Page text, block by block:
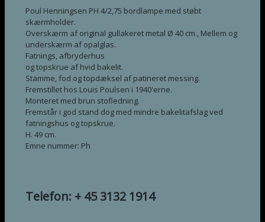
Poul Henningsen PH 4/2,75 bordlampe med støbt
skærmholder.
Overskærm af original gullakeret metal Ø 40 cm., Mellem og
underskærm af opalglas.
Fatnings, afbryderhus
og topskrue af hvid bakelit.
Stamme, fod og topdæksel af patineret messing.
Fremstillet hos Louis Poulsen i 1940'erne.
Monteret med brun stofledning.
Fremstår i god stand dog med mindre bakelitafslag ved
fatningshus og topskrue.
H. 49 cm.
Emne nummer: Ph
Telefon: + 45 3132 1914